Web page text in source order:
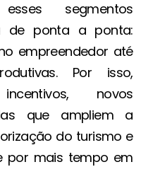
segmentos
de ponta a ponta:
empreendedor até
Por isso,
novos
que ampliem a
do turismo e
por mais tempo em